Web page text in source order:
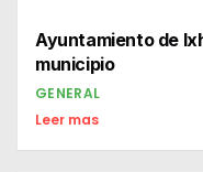
Ayuntamiento de
municipio
GENERAL
Leer mas